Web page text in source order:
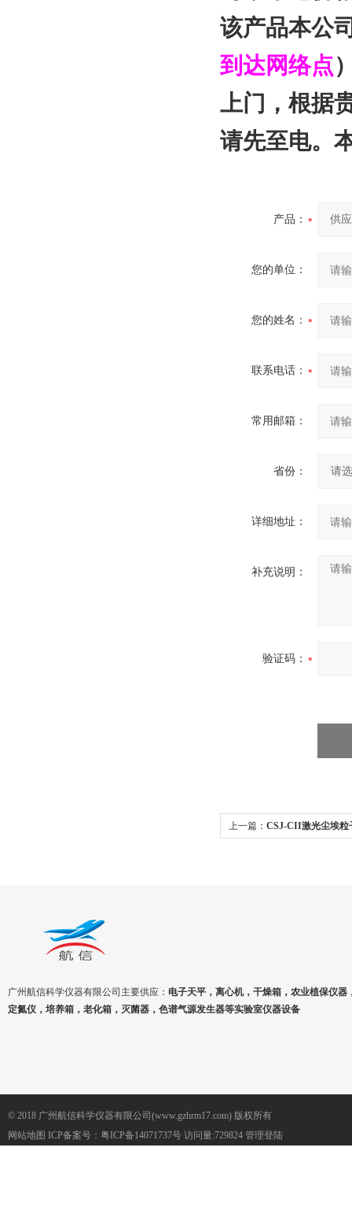
该产品本公
到达网络点
上门，根据
请先至电。
产品：
您的单位：
您的姓名：
联系电话：
常用邮箱：
省份：
详细地址：
补充说明：
验证码：
上一篇： CSJ-CII激光尘埃粒
广州航信科学仪器有限公司主要供应： 电子天平，离心机，干燥箱，农业植保仪器
定氮仪，培养箱，老化箱，灭菌器，色谱气源发生器等实验室仪器设备
© 2018 广州航信科学仪器有限公司(www.gzhrm17.com) 版权所有
网站地图 ICP备案号： 粤ICP备14071737号 访问量:729824 管理登陆